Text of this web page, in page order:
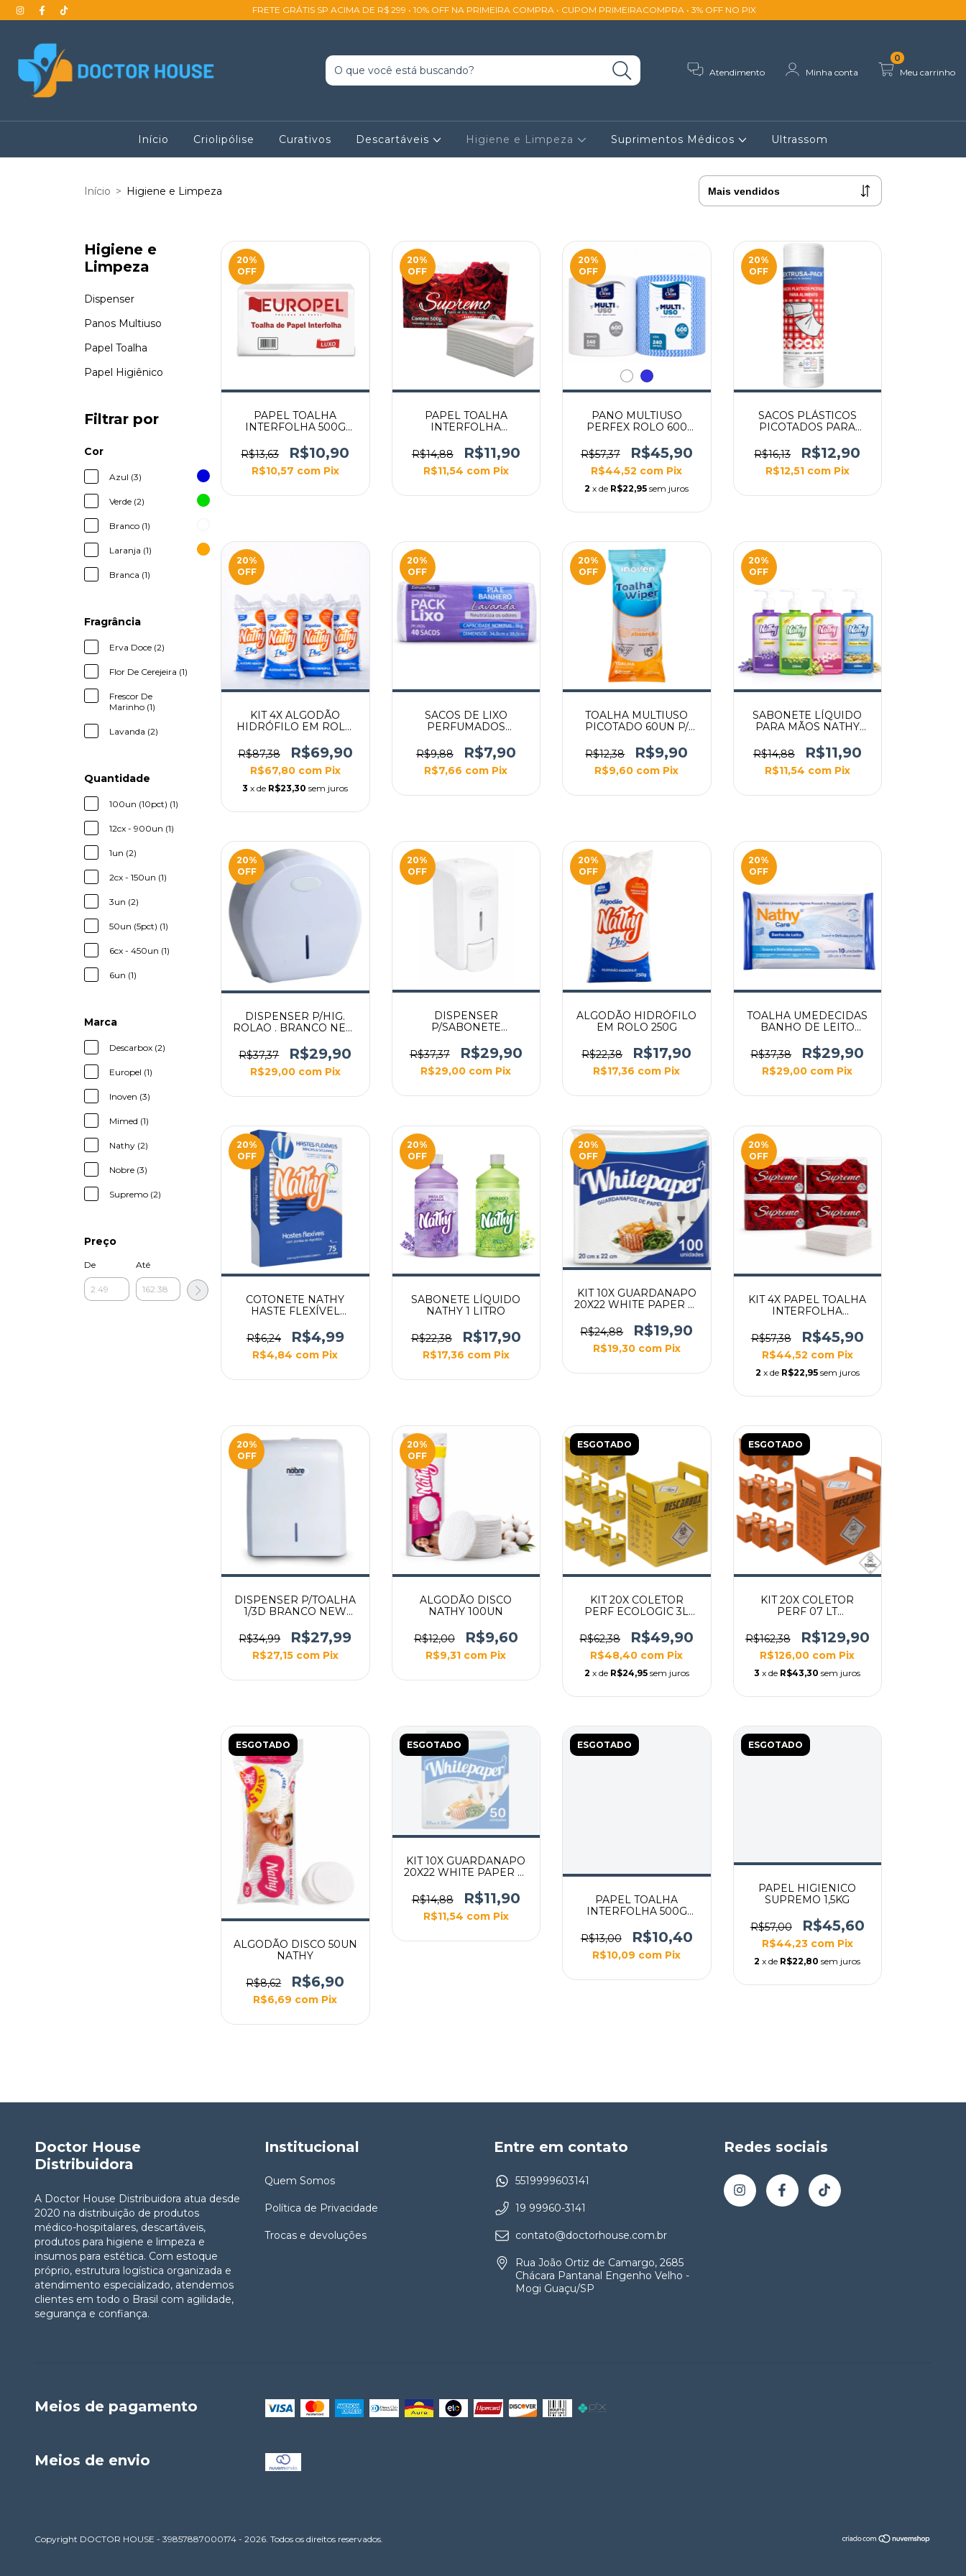
FRETE GRÁTIS SP ACIMA DE R$ 299 • 10% OFF NA PRIMEIRA COMPRA • CUPOM PRIMEIRACOMPRA • 3% OFF NO PIX
Atendimento Minha conta Meu carrinho
0
Início Criolipólise Curativos Descartáveis Higiene e Limpeza Suprimentos Médicos Ultrassom
Início > Higiene e Limpeza
Higiene e
Limpeza
Dispenser
Panos Multiuso
Papel Toalha
Papel Higiênico
Filtrar por
Cor
Azul (3)
Verde (2)
Branco (1)
Laranja (1)
Branca (1)
Fragrância
Erva Doce (2)
Flor De Cerejeira (1)
Frescor De
Marinho (1)
Lavanda (2)
Quantidade
100un (10pct) (1)
12cx - 900un (1)
1un (2)
2cx - 150un (1)
3un (2)
50un (5pct) (1)
6cx - 450un (1)
6un (1)
Marca
Descarbox (2)
Europel (1)
Inoven (3)
Mimed (1)
Nathy (2)
Nobre (3)
Supremo (2)
Preço
De Até
20%
OFF
PAPEL TOALHA
INTERFOLHA 500G
R$13,63
R$10,90
R$10,57 com Pix
20%
OFF
PAPEL TOALHA
INTERFOLHA
20X20CM
R$14,88 R$11,90
R$11,54 com Pix
20%
OFF
PANO MULTIUSO
PERFEX ROLO 600
BRANCO OU AZUL
R$57,37 R$45,90
R$44,52 com Pix
2 x de R$22,95 sem juros
20%
OFF
SACOS PLÁSTICOS
PICOTADOS PARA
R$16,13
R$12,90
R$12,51 com Pix
20%
OFF
KIT 4X ALGODÃO
HIDRÓFILO EM ROLO
R$87,38
R$69,90
R$67,80 com Pix
3 x de R$23,30 sem juros
20%
OFF
SACOS DE LIXO
PERFUMADOS
BANHEIRO
R$9,88 R$7,90
R$7,66 com Pix
20%
OFF
TOALHA MULTIUSO
PICOTADO 60UN P/
R$12,38
R$9,90
R$9,60 com Pix
20%
OFF
SABONETE LÍQUIDO
PARA MÃOS NATHY
R$14,88
R$11,90
R$11,54 com Pix
20%
OFF
DISPENSER P/HIG.
ROLAO . BRANCO NEW
R$37,37
R$29,90
R$29,00 com Pix
20%
OFF
DISPENSER
P/SABONETE
800ML. (C/RESERV.)
BRANCO NEW
CLASSIC - NOBRE
R$37,37 R$29,90
R$29,00 com Pix
20%
OFF
ALGODÃO HIDRÓFILO
EM ROLO 250G
R$22,38 R$17,90
R$17,36 com Pix
20%
OFF
TOALHA UMEDECIDAS
BANHO DE LEITO
ACAMADOS 10UN
R$37,38 R$29,90
R$29,00 com Pix
20%
OFF
COTONETE NATHY
HASTE FLEXÍVEL
R$6,24
R$4,99
R$4,84 com Pix
20%
OFF
SABONETE LÍQUIDO
NATHY 1 LITRO
R$22,38 R$17,90
R$17,36 com Pix
20%
OFF
KIT 10X GUARDANAPO
20X22 WHITE PAPER C/
R$24,88
R$19,90
R$19,30 com Pix
20%
OFF
KIT 4X PAPEL TOALHA
INTERFOLHA
20X20CM
R$57,38 R$45,90
R$44,52 com Pix
2 x de R$22,95 sem juros
20%
OFF
DISPENSER P/TOALHA
1/3D BRANCO NEW
R$34,99
R$27,99
R$27,15 com Pix
20%
OFF
ALGODÃO DISCO
NATHY 100UN
R$12,00 R$9,60
R$9,31 com Pix
ESGOTADO
KIT 20X COLETOR
PERF ECOLOGIC 3L
DESCARBOX
R$62,38 R$49,90
R$48,40 com Pix
2 x de R$24,95 sem juros
ESGOTADO
KIT 20X COLETOR
PERF 07 LT
DESCARBOX
R$162,38 R$129,90
R$126,00 com Pix
3 x de R$43,30 sem juros
ESGOTADO
ALGODÃO DISCO 50UN
NATHY
R$8,62 R$6,90
R$6,69 com Pix
ESGOTADO
KIT 10X GUARDANAPO
20X22 WHITE PAPER C/
R$14,88
R$11,90
R$11,54 com Pix
ESGOTADO
PAPEL TOALHA
INTERFOLHA 500G
EUROPEL
R$13,00 R$10,40
R$10,09 com Pix
ESGOTADO
PAPEL HIGIENICO
SUPREMO 1,5KG
R$57,00 R$45,60
R$44,23 com Pix
2 x de R$22,80 sem juros
Doctor House
Distribuidora
A Doctor House Distribuidora atua desde
2020 na distribuição de produtos
médico-hospitalares, descartáveis,
produtos para higiene e limpeza e
insumos para estética. Com estoque
próprio, estrutura logística organizada e
atendimento especializado, atendemos
clientes em todo o Brasil com agilidade,
segurança e confiança.
Institucional
Quem Somos
Política de Privacidade
Trocas e devoluções
Entre em contato
5519999603141
19 99960-3141
contato@doctorhouse.com.br
Rua João Ortiz de Camargo, 2685
Chácara Pantanal Engenho Velho -
Mogi Guaçu/SP
Redes sociais
Meios de pagamento
Meios de envio
Copyright DOCTOR HOUSE - 39857887000174 - 2026. Todos os direitos reservados.